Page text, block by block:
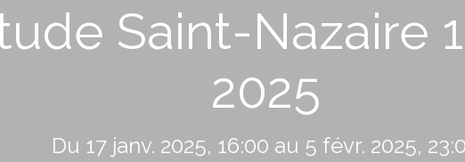
Saint-Nazaire
2025
Du 17 janv. 2025, 16:00 au 5 févr. 2025,